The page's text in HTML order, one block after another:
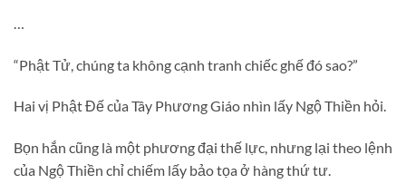
“Phật Tử, chúng ta không cạnh tranh chiếc ghế đó sao?”
Hai vị Phật Đế của Tây Phương Giáo nhìn lấy Ngộ Thiền hỏi.
Bọn hắn cũng là một phương đại thế lực, nhưng lại theo lệnh
của Ngộ Thiền chỉ chiếm lấy bảo tọa ở hàng thứ tư.